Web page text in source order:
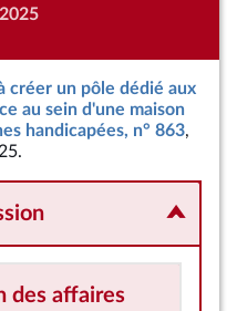
créer un pôle dédié aux
au sein d'une maison
handicapées, n° 863,
des affaires